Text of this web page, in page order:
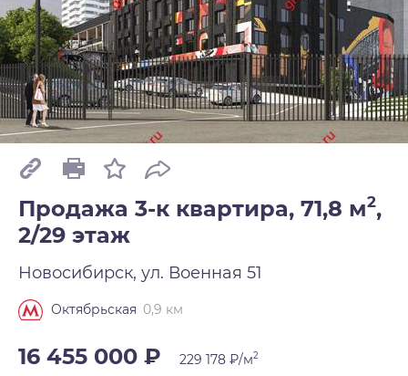
Продажа 3-к квартира, 71,8 м2,
2/29 этаж
Новосибирск, ул. Военная 51
Октябрьская 0,9 км
16 455 000 ₽ 229 178 ₽/м2